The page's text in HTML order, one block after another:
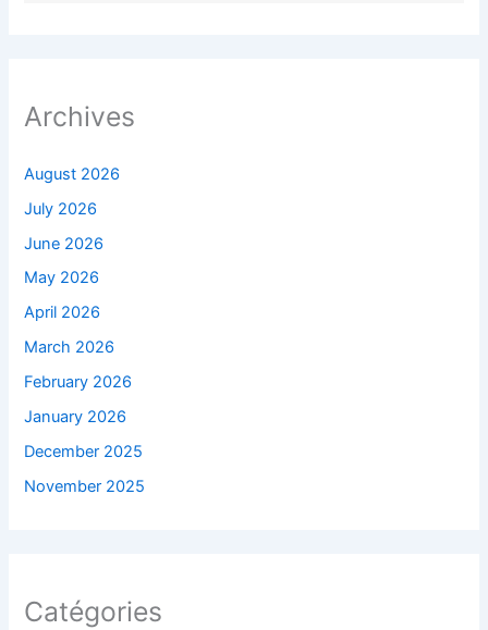
Archives
August 2026
July 2026
June 2026
May 2026
April 2026
March 2026
February 2026
January 2026
December 2025
November 2025
Catégories